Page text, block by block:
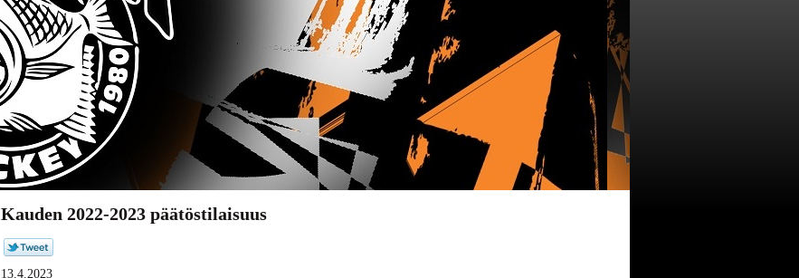
Kauden 2022-2023 päätöstilaisuus
13.4.2023